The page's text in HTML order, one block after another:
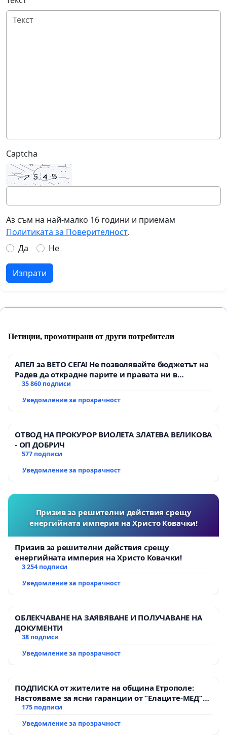
Captcha
Аз съм на най-малко 16 години и приемам
Политиката за Поверителност.
Да
Не
Изпрати
Петиции, промотирани от други потребители
АПЕЛ за ВЕТО СЕГА! Не позволявайте бюджетът на
Радев да открадне парите и правата ни в
тъмното
35 860 подписи
Уведомление за прозрачност
ОТВОД НА ПРОКУРОР ВИОЛЕТА ЗЛАТЕВА ВЕЛИКОВА
- ОП ДОБРИЧ
577 подписи
Уведомление за прозрачност
Призив за решителни действия срещу
енергийната империя на Христо Ковачки!
Призив за решителни действия срещу
енергийната империя на Христо Ковачки!
3 254 подписи
Уведомление за прозрачност
ОБЛЕКЧАВАНЕ НА ЗАЯВЯВАНЕ И ПОЛУЧАВАНЕ НА
ДОКУМЕНТИ
38 подписи
Уведомление за прозрачност
ПОДПИСКА от жителите на община Етрополе:
Настояваме за ясни гаранции от “Елаците-МЕД”
АД и от държавата, че ще се изпълнят всички
175 подписи
Уведомление за прозрачност